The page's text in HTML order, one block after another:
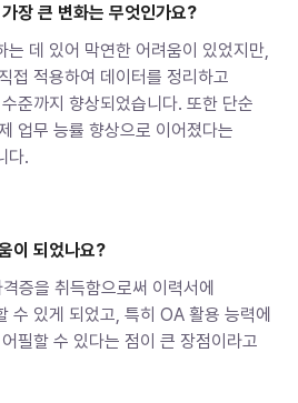
장 큰 변화는 무엇인가요?
는 데 있어 막연한 어려움이 있었지만,
접 적용하여 데이터를 정리하고
준까지 향상되었습니다. 또한 단순
업무 능률 향상으로 이어졌다는
다.
이 되었나요?
증을 취득함으로써 이력서에
수 있게 되었고, 특히 OA 활용 능력에
필할 수 있다는 점이 큰 장점이라고